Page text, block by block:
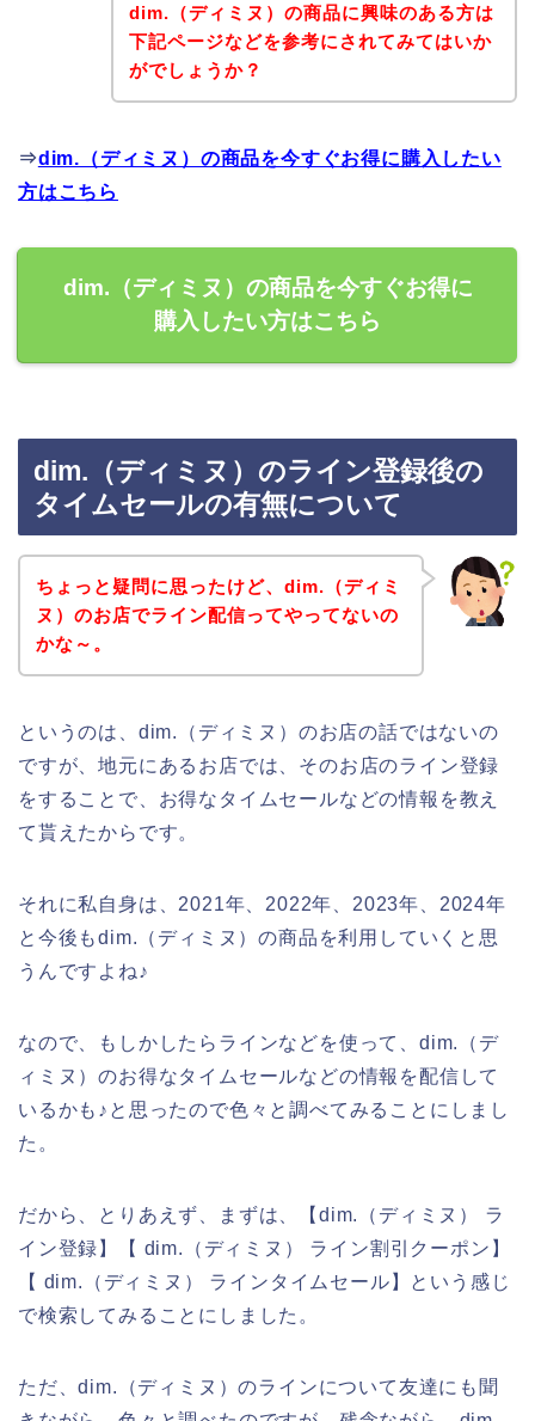
dim.（ディミヌ）の商品に興味のある方は
下記ページなどを参考にされてみてはいか
がでしょうか？
⇒dim.（ディミヌ）の商品を今すぐお得に購入したい
方はこちら
dim.（ディミヌ）の商品を今すぐお得に
購入したい方はこちら
dim.（ディミヌ）のライン登録後の
タイムセールの有無について
ちょっと疑問に思ったけど、dim.（ディミ
ヌ）のお店でライン配信ってやってないの
かな～。
というのは、dim.（ディミヌ）のお店の話ではないの
ですが、地元にあるお店では、そのお店のライン登録
をすることで、お得なタイムセールなどの情報を教え
て貰えたからです。
それに私自身は、2021年、2022年、2023年、2024年
と今後もdim.（ディミヌ）の商品を利用していくと思
うんですよね♪
なので、もしかしたらラインなどを使って、dim.（デ
ィミヌ）のお得なタイムセールなどの情報を配信して
いるかも♪と思ったので色々と調べてみることにしまし
た。
だから、とりあえず、まずは、【dim.（ディミヌ） ラ
イン登録】【 dim.（ディミヌ） ライン割引クーポン】
【 dim.（ディミヌ） ラインタイムセール】という感じ
で検索してみることにしました。
ただ、dim.（ディミヌ）のラインについて友達にも聞